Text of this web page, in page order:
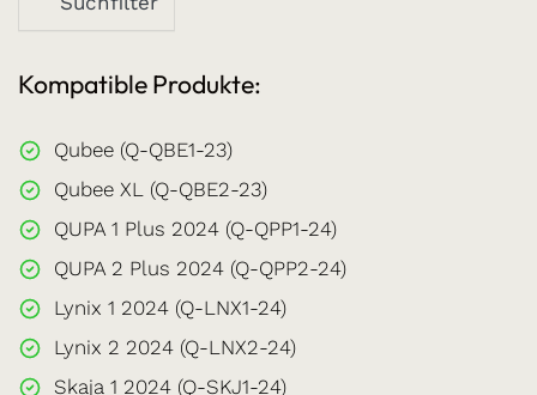
Kompatible Produkte:
Qubee (Q-QBE1-23)
Qubee XL (Q-QBE2-23)
QUPA 1 Plus 2024 (Q-QPP1-24)
QUPA 2 Plus 2024 (Q-QPP2-24)
Lynix 1 2024 (Q-LNX1-24)
Lynix 2 2024 (Q-LNX2-24)
Skaja 1 2024 (Q-SKJ1-24)